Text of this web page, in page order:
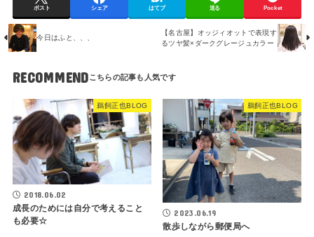
ポスト シェア はてブ 送る Pocket
今日はふと、、、
【名古屋】オッジィオットで表現す
るツヤ髪×ダークグレージュカラー
RECOMMEND
鵜飼正也BLOG
2018.06.02
成長のためには自分で考えること
も必要☆
鵜飼正也BLOG
2023.06.19
散歩しながら郵便局へ